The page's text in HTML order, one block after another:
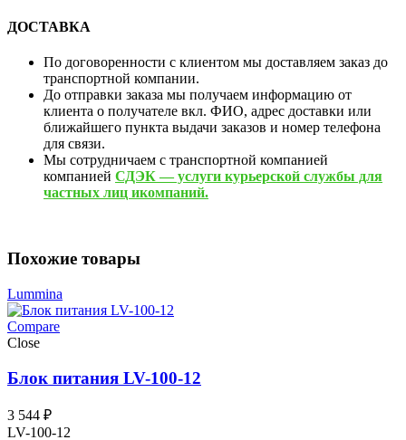
ДОСТАВКА
По договоренности с клиентом мы доставляем заказ до
транспортной компании.
До отправки заказа мы получаем информацию от
клиента о получателе вкл. ФИО, адрес доставки или
ближайшего пункта выдачи заказов и номер телефона
для связи.
Мы сотрудничаем с транспортной компанией
компанией СДЭК — услуги курьерской службы для
частных лиц икомпаний.
Похожие товары
Lummina
Compare
Close
Блок питания LV-100-12
3 544 ₽
LV-100-12